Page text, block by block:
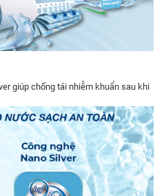
giúp chống tái nhiễm khuẩn sau khi